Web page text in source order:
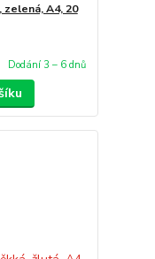
A4, 20
Dodání 3 – 6 dnů